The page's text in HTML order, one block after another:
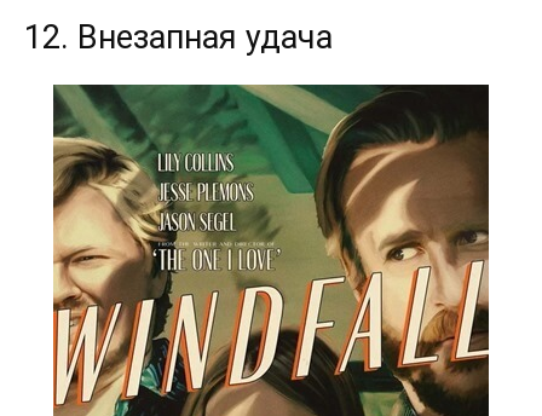
12. Внезапная удача